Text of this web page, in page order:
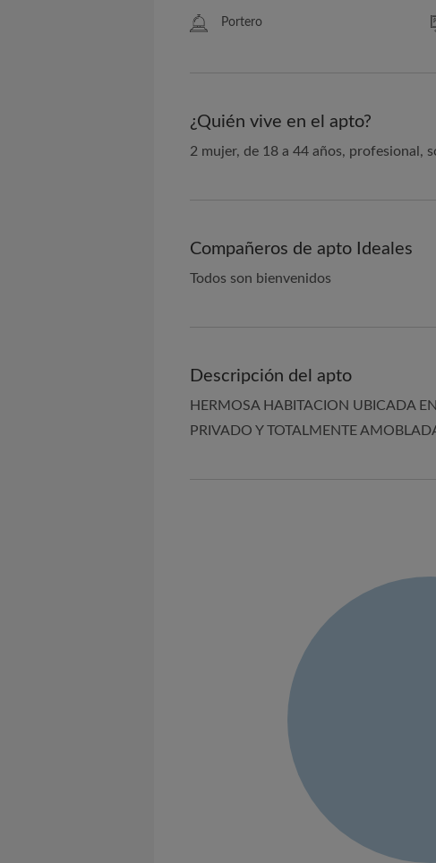
Portero
¿Quién vive en el apto?
2 mujer, de 18 a 44 años, profesional,
Compañeros de apto Ideales
Todos son bienvenidos
Descripción del apto
HERMOSA HABITACION UBICADA
PRIVADO Y TOTALMENTE